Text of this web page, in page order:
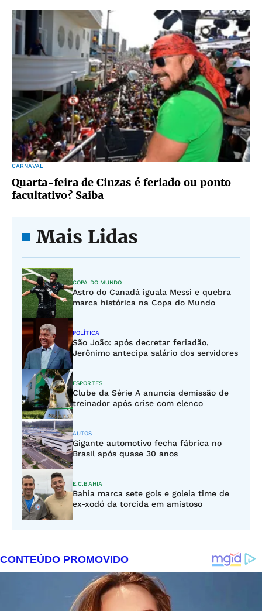
CARNAVAL
Quarta-feira de Cinzas é feriado ou ponto
facultativo? Saiba
Mais Lidas
COPA DO MUNDO
Astro do Canadá iguala Messi e quebra
marca histórica na Copa do Mundo
POLÍTICA
São João: após decretar feriadão,
Jerônimo antecipa salário dos servidores
ESPORTES
Clube da Série A anuncia demissão de
treinador após crise com elenco
AUTOS
Gigante automotivo fecha fábrica no
Brasil após quase 30 anos
E.C.BAHIA
Bahia marca sete gols e goleia time de
ex-xodó da torcida em amistoso